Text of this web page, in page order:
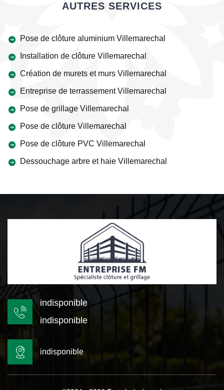
AUTRES SERVICES
Pose de clôture aluminium Villemarechal
Installation de clôture Villemarechal
Création de murets et murs Villemarechal
Entreprise de terrassement Villemarechal
Pose de grillage Villemarechal
Pose de clôture Villemarechal
Pose de clôture PVC Villemarechal
Dessouchage arbre et haie Villemarechal
indisponible
indisponible
indisponible